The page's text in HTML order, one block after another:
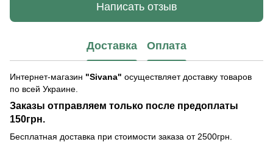
Написать отзыв
Доставка Оплата
Интернет-магазин "Sivana" осуществляет доставку товаров
по всей Украине.
Заказы отправляем только после предоплаты
150грн.
Бесплатная доставка при стоимости заказа от 2500грн.